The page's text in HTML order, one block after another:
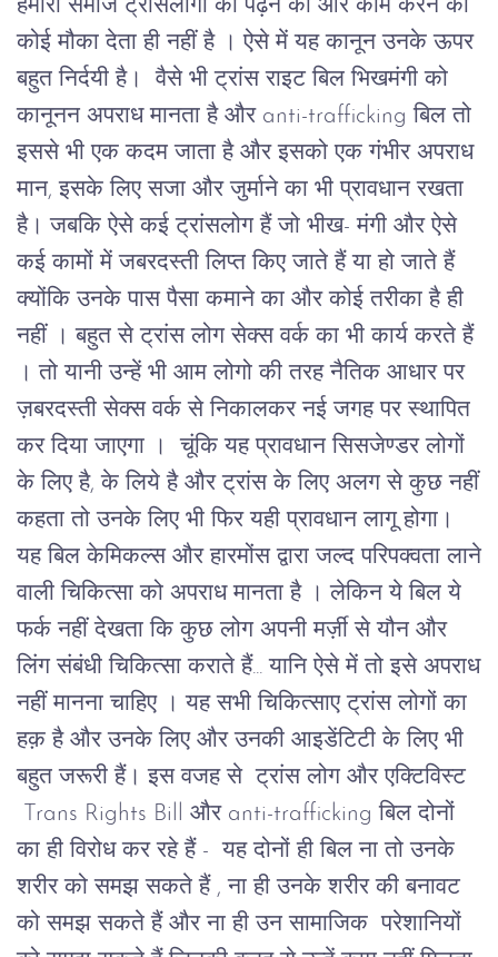
हमारा समाज ट्रांसलोगों को पढ़ने का और काम करने का
कोई मौका देता ही नहीं है । ऐसे में यह कानून उनके ऊपर
बहुत निर्दयी है। वैसे भी ट्रांस राइट बिल भिखमंगी को
कानूनन अपराध मानता है और anti-trafficking बिल तो
इससे भी एक कदम जाता है और इसको एक गंभीर अपराध
मान, इसके लिए सजा और जुर्माने का भी प्रावधान रखता
है। जबकि ऐसे कई ट्रांसलोग हैं जो भीख- मंगी और ऐसे
कई कामों में जबरदस्ती लिप्त किए जाते हैं या हो जाते हैं
क्योंकि उनके पास पैसा कमाने का और कोई तरीका है ही
नहीं ।बहुत से ट्रांस लोग सेक्स वर्क का भी कार्य करते हैं
। तो यानी उन्हें भी आम लोगो की तरह नैतिक आधार पर
ज़बरदस्ती सेक्स वर्क से निकालकर नई जगह पर स्थापित
कर दिया जाएगा । चूंकि यह प्रावधान सिसजेण्डर लोगों
के लिए है, के लिये है और ट्रांस के लिए अलग से कुछ नहीं
कहता तो उनके लिए भी फिर यही प्रावधान लागू होगा।
यह बिल केमिकल्स और हारमोंस द्वारा जल्द परिपक्वता लाने
वाली चिकित्सा को अपराध मानता है । लेकिन ये बिल ये
फर्क नहीं देखता कि कुछ लोग अपनी मर्ज़ी से यौन और
लिंग संबंधी चिकित्सा कराते हैं... यानि ऐसे में तो इसे अपराध
नहीं मानना चाहिए । यह सभी चिकित्साए ट्रांस लोगों का
हक़ है और उनके लिए और उनकी आइडेंटिटी के लिए भी
बहुत जरूरी हैं।इस वजह से ट्रांस लोग और एक्टिविस्ट
Trans Rights Bill और anti-trafficking बिल दोनों
का ही विरोध कर रहे हैं - यह दोनों ही बिल ना तो उनके
शरीर को समझ सकते हैं , ना ही उनके शरीर की बनावट
को समझ सकते हैं और ना ही उन सामाजिक परेशानियों